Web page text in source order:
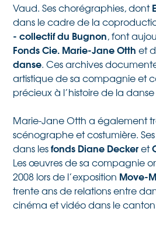
Vaud. Ses chorégraphies, dont
dans le cadre de la
- collectif du Bugnon, font
Fonds Cie. Marie-Jane Otth et
danse. Ces archives
artistique de sa compagnie et
précieux à l’histoire de la
Marie-Jane Otth a également
scénographe et costumière.
dans lesfonds Diane Deckeret
Les œuvres de sa compagnie
2008 lors de l’exposition Move-
trente ans de relations entre
cinéma et vidéo dans le